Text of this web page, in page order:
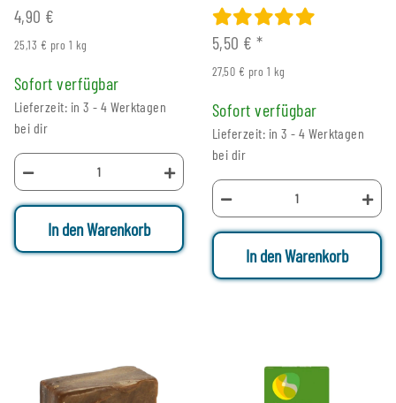
4,90 €
25,13 € pro 1 kg
Sofort verfügbar
Lieferzeit: in 3 - 4 Werktagen
bei dir
In den Warenkorb
5,50 €*
27,50 € pro 1 kg
Sofort verfügbar
Lieferzeit: in 3 - 4 Werktagen
bei dir
In den Warenkorb